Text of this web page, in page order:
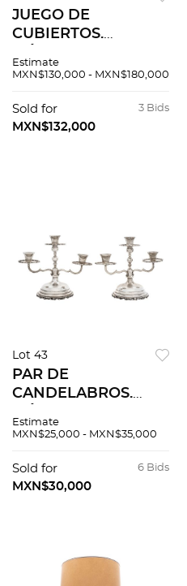
JUEGO DE
CUBIERTOS.
220 elaborados en
ley 0.925 y uno
elaborado en alpaca.
Estimate
MXN$130,000 - MXN$180,000
3 Bids
Sold for
MXN$132,000
Lot 43
PAR DE
CANDELABROS.
Elaborado en plata
ley 0.925. Para tres
luces.
Estimate
MXN$25,000 - MXN$35,000
6 Bids
Sold for
MXN$30,000